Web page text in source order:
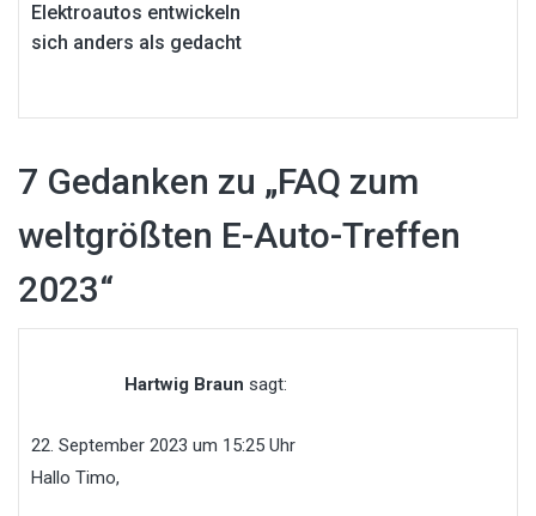
Elektroautos entwickeln
sich anders als gedacht
7 Gedanken zu „FAQ zum
weltgrößten E-Auto-Treffen
2023“
Hartwig Braun sagt:
22. September 2023 um 15:25 Uhr
Hallo Timo,